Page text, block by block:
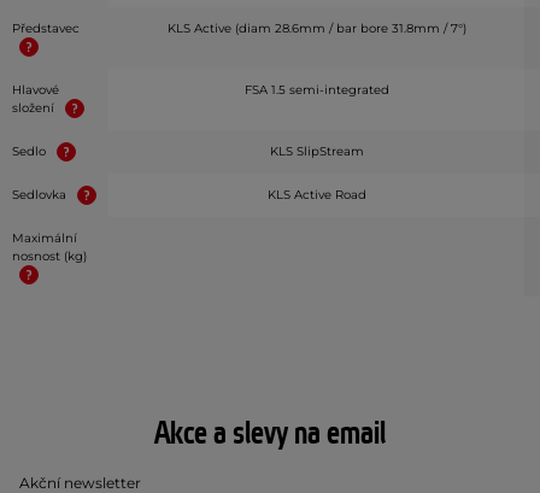
Představec KLS Active (diam 28.6mm / bar bore 31.8mm / 7°)
Hlavové
složení
FSA 1.5 semi-integrated
Sedlo KLS SlipStream
Sedlovka KLS Active Road
Maximální
nosnost (kg)
Akce a slevy na email
Akční newsletter